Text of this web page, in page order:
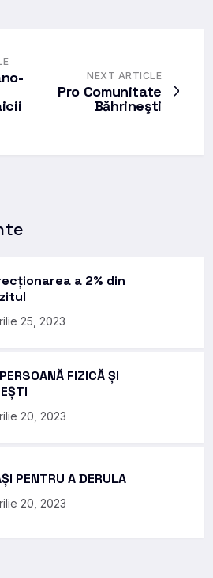
NEXT ARTICLE
Pro Comunitate
Băhrineşti
a 2% din
25, 2023
FIZICĂ ȘI
20, 2023
PENTRU A DERULA
20, 2023